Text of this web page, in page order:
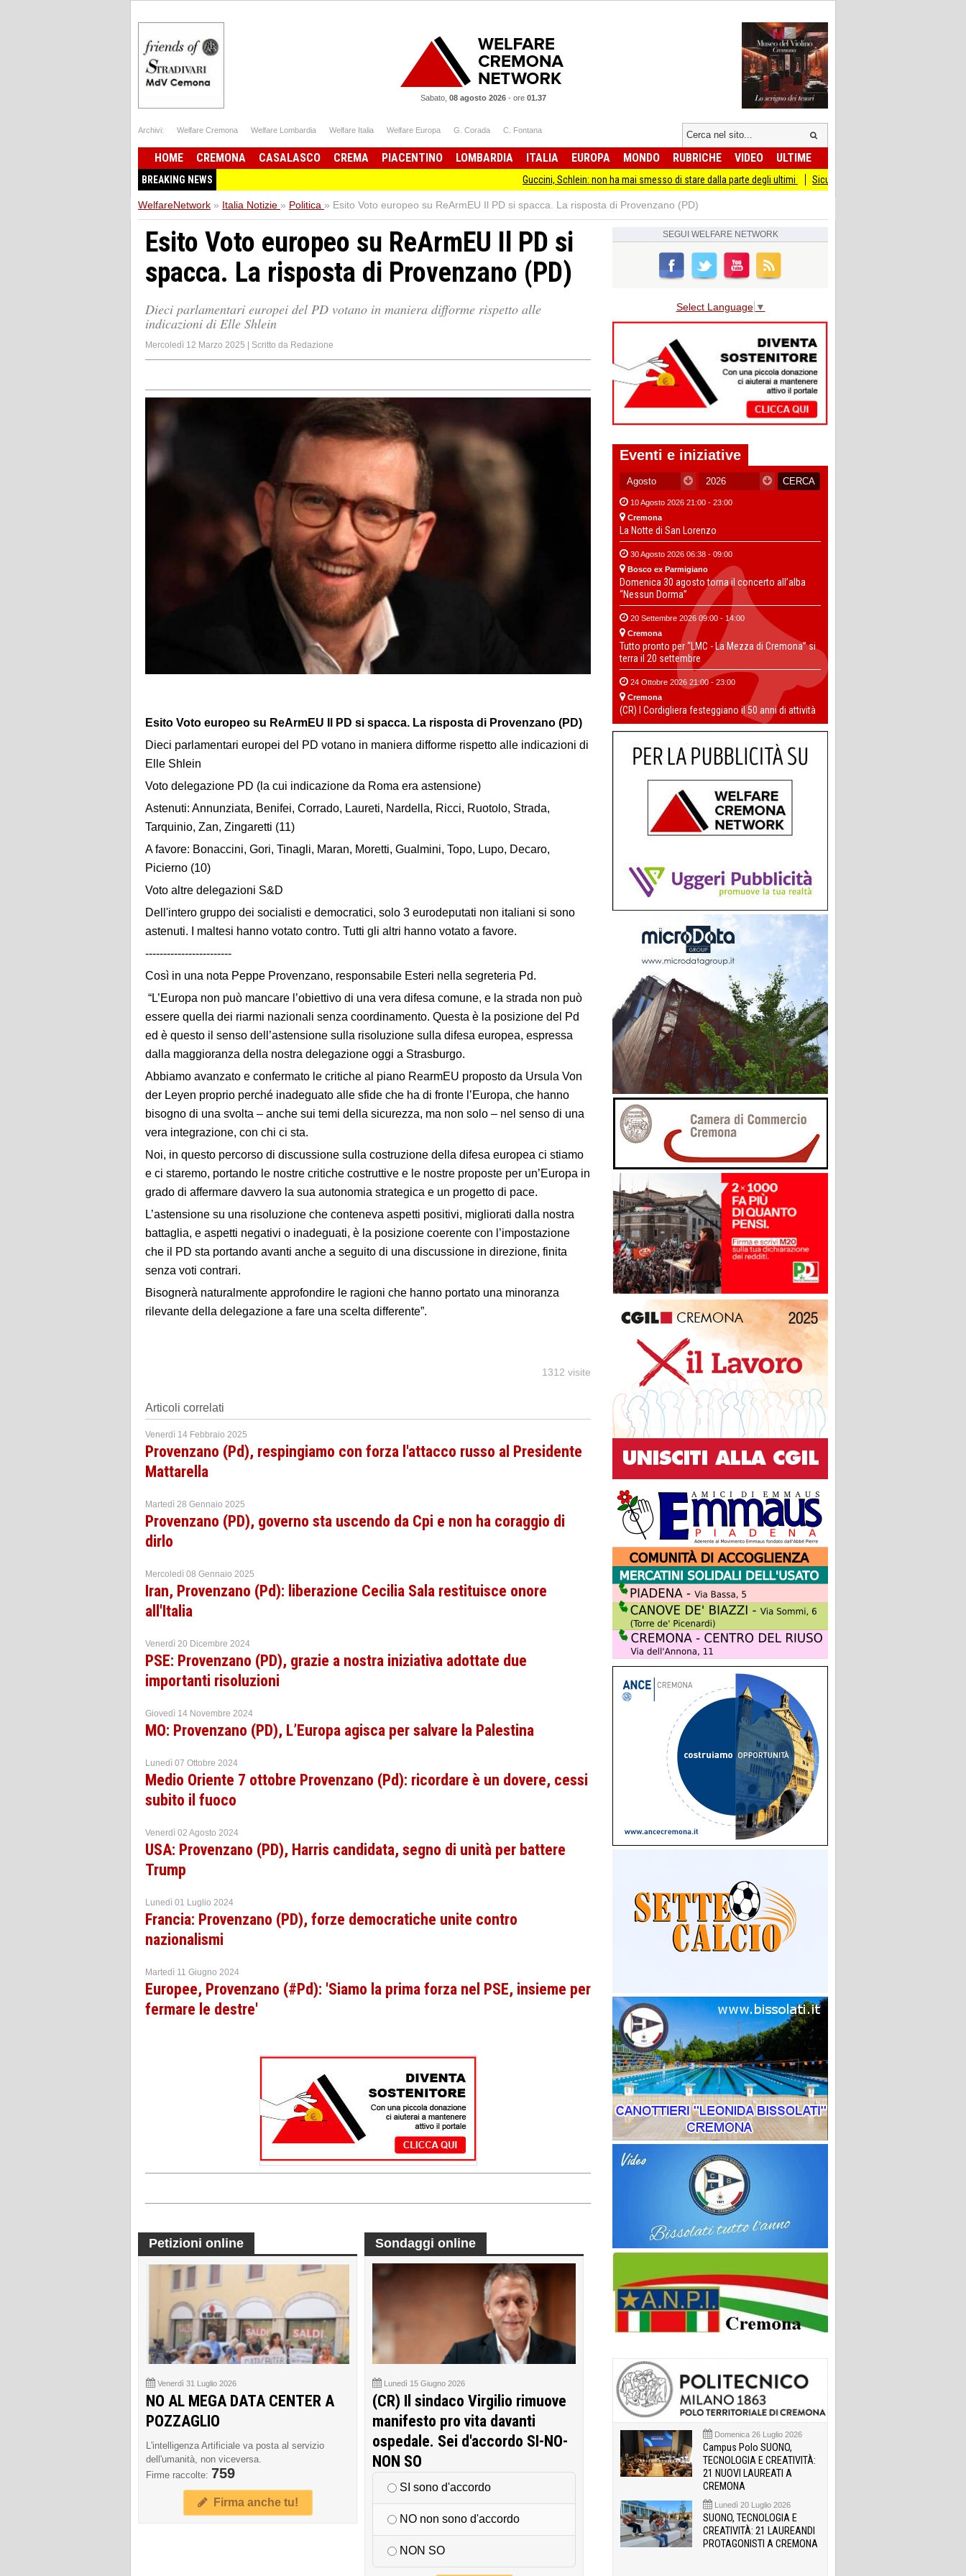
Sabato, 08 agosto 2026- ore 01.37
Archivi: Welfare Cremona Welfare Lombardia Welfare Italia Welfare Europa G. Corada C. Fontana
HOME CREMONA CASALASCO CREMA PIACENTINO LOMBARDIA ITALIA EUROPA MONDO RUBRICHE VIDEO ULTIME
BREAKING NEWS Guccini, Schlein: non ha mai smesso di stare dalla parte degli ultimi Sicurezza I Giovani Democratici ribattono ai
WelfareNetwork » Italia Notizie » Politica » Esito Voto europeo su ReArmEU Il PD si spacca. La risposta di Provenzano (PD)
Esito Voto europeo su ReArmEU Il PD si
spacca. La risposta di Provenzano (PD)
Dieci parlamentari europei del PD votano in maniera difforme rispetto alle
indicazioni di Elle Shlein
Mercoledì 12 Marzo 2025 | Scritto da Redazione
Esito Voto europeo su ReArmEU Il PD si spacca. La risposta di Provenzano (PD)
Dieci parlamentari europei del PD votano in maniera difforme rispetto alle indicazioni di
Elle Shlein
Voto delegazione PD (la cui indicazione da Roma era astensione)
Astenuti: Annunziata, Benifei, Corrado, Laureti, Nardella, Ricci, Ruotolo, Strada,
Tarquinio, Zan, Zingaretti (11)
A favore: Bonaccini, Gori, Tinagli, Maran, Moretti, Gualmini, Topo, Lupo, Decaro,
Picierno (10)
Voto altre delegazioni S&D
Dell'intero gruppo dei socialisti e democratici, solo 3 eurodeputati non italiani si sono
astenuti. I maltesi hanno votato contro. Tutti gli altri hanno votato a favore.
------------------------
Così in una nota Peppe Provenzano, responsabile Esteri nella segreteria Pd.
“L’Europa non può mancare l’obiettivo di una vera difesa comune, e la strada non può
essere quella dei riarmi nazionali senza coordinamento. Questa è la posizione del Pd
ed è questo il senso dell’astensione sulla risoluzione sulla difesa europea, espressa
dalla maggioranza della nostra delegazione oggi a Strasburgo.
Abbiamo avanzato e confermato le critiche al piano RearmEU proposto da Ursula Von
der Leyen proprio perché inadeguato alle sfide che ha di fronte l’Europa, che hanno
bisogno di una svolta – anche sui temi della sicurezza, ma non solo – nel senso di una
vera integrazione, con chi ci sta.
Noi, in questo percorso di discussione sulla costruzione della difesa europea ci stiamo
e ci staremo, portando le nostre critiche costruttive e le nostre proposte per un’Europa in
grado di affermare davvero la sua autonomia strategica e un progetto di pace.
L’astensione su una risoluzione che conteneva aspetti positivi, migliorati dalla nostra
battaglia, e aspetti negativi o inadeguati, è la posizione coerente con l’impostazione
che il PD sta portando avanti anche a seguito di una discussione in direzione, finita
senza voti contrari.
Bisognerà naturalmente approfondire le ragioni che hanno portato una minoranza
rilevante della delegazione a fare una scelta differente”.
1312 visite
Articoli correlati
Venerdì 14 Febbraio 2025
Provenzano (Pd), respingiamo con forza l'attacco russo al Presidente
Mattarella
Martedì 28 Gennaio 2025
Provenzano (PD), governo sta uscendo da Cpi e non ha coraggio di
dirlo
Mercoledì 08 Gennaio 2025
Iran, Provenzano (Pd): liberazione Cecilia Sala restituisce onore
all'Italia
Venerdì 20 Dicembre 2024
PSE: Provenzano (PD), grazie a nostra iniziativa adottate due
importanti risoluzioni
Giovedì 14 Novembre 2024
MO: Provenzano (PD), L’Europa agisca per salvare la Palestina
Lunedì 07 Ottobre 2024
Medio Oriente 7 ottobre Provenzano (Pd): ricordare è un dovere, cessi
subito il fuoco
Venerdì 02 Agosto 2024
USA: Provenzano (PD), Harris candidata, segno di unità per battere
Trump
Lunedì 01 Luglio 2024
Francia: Provenzano (PD), forze democratiche unite contro
nazionalismi
Martedì 11 Giugno 2024
Europee, Provenzano (#Pd): 'Siamo la prima forza nel PSE, insieme per
fermare le destre'
Petizioni online
Venerdì 31 Luglio 2026
NO AL MEGA DATA CENTER A
POZZAGLIO
L'intelligenza Artificiale va posta al servizio
dell'umanità, non viceversa.
Firme raccolte: 759
Firma anche tu!
Sondaggi online
Lunedì 15 Giugno 2026
(CR) Il sindaco Virgilio rimuove
manifesto pro vita davanti
ospedale. Sei d'accordo SI-NO-
NON SO
SI sono d'accordo
NO non sono d'accordo
NON SO
SEGUI WELFARE NETWORK
Select Language ▼
Eventi e iniziative
10 Agosto 2026 21:00 - 23:00
Cremona
La Notte di San Lorenzo
30 Agosto 2026 06:38 - 09:00
Bosco ex Parmigiano
Domenica 30 agosto torna il concerto all’alba
“Nessun Dorma”
20 Settembre 2026 09:00 - 14:00
Cremona
Tutto pronto per “LMC - La Mezza di Cremona” si
terra il 20 settembre
24 Ottobre 2026 21:00 - 23:00
Cremona
(CR) I Cordigliera festeggiano il 50 anni di attività
Domenica 26 Luglio 2026
Campus Polo SUONO,
TECNOLOGIA E CREATIVITÀ:
21 NUOVI LAUREATI A
CREMONA
Lunedì 20 Luglio 2026
SUONO, TECNOLOGIA E
CREATIVITÀ: 21 LAUREANDI
PROTAGONISTI A CREMONA